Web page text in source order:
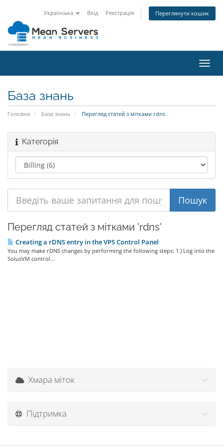
Українська Вхід Реєстрація Переглянути кошик
База знань
Головна База знань Перегляд статей з мітками rdns
Категорія
Перегляд статей з мітками 'rdns'
Creating a rDNS entry in the VPS Control Panel
You may make rDNS changes by performing the following steps: 1.) Log into the
SolusVM control...
Хмара міток
Підтримка